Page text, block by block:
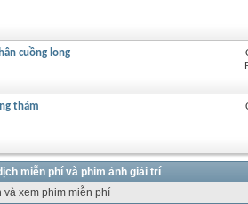
cuồng long
thám
miễn phí và phim ảnh giải trí
và xem phim miễn phí